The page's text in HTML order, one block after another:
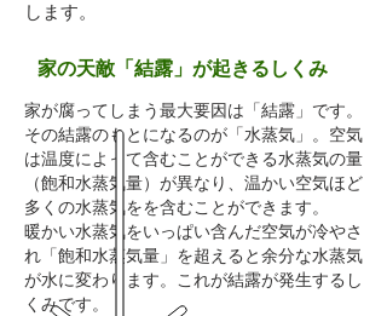
します。
家の天敵「結露」が起きるしくみ
家が腐ってしまう最大要因は「結露」です。
その結露のもとになるのが「水蒸気」。空気
は温度によって含むことができる水蒸気の量
（飽和水蒸気量）が異なり、温かい空気ほど
多くの水蒸気をを含むことができます。
暖かい水蒸気をいっぱい含んだ空気が冷やさ
れ「飽和水蒸気量」を超えると余分な水蒸気
が水に変わります。これが結露が発生するし
くみです。